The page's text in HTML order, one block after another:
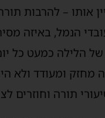
אותו – להרבות
הנמל, באיזה
הלילה כמעט כל
מחזק ומעודד ולא
תורה וחוזרים